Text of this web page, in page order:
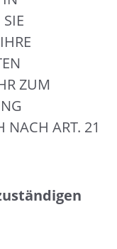
ZUM
NACH ART. 21